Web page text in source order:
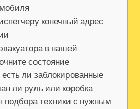
конечный адрес
в нашей
состояние
ли заблокированные
ли руль или коробка
подбора техники с нужным